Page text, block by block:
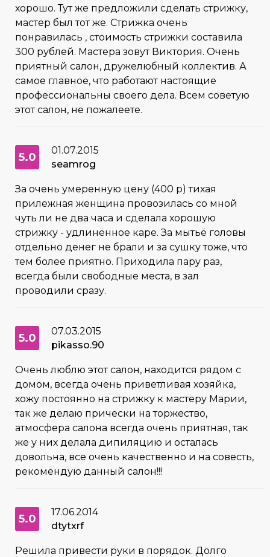
хорошо. Тут же предложили сделать стрижку,
мастер был тот же. Стрижка очень
понравилась , стоимость стрижки составила
300 рублей. Мастера зовут Виктория. Очень
приятный салон, дружелюбный коллектив. А
самое главное, что работают настоящие
профессиональны своего дела. Всем советую
этот салон, не пожалеете.
5.0
01.07.2015
seamrog
За очень умеренную цену (400 р) тихая
прилежная женщина провозилась со мной
чуть ли не два часа и сделала хорошую
стрижку - удлинённое каре. За мытьё головы
отдельно денег не брали и за сушку тоже, что
тем более приятно. Приходила пару раз,
всегда были свободные места, в зал
проводили сразу.
5.0
07.03.2015
pikasso.90
Очень люблю этот салон, находится рядом с
домом, всегда очень приветливая хозяйка,
хожу постоянно на стрижку к мастеру Марии,
так же делаю прически на торжество,
атмосфера салона всегда очень приятная, так
же у них делала дипиляцию и осталась
довольна, все очень качественно и на совесть,
рекомендую данный салон!!!
5.0
17.06.2014
dtytxrf
Решила привести руки в порядок. Долго